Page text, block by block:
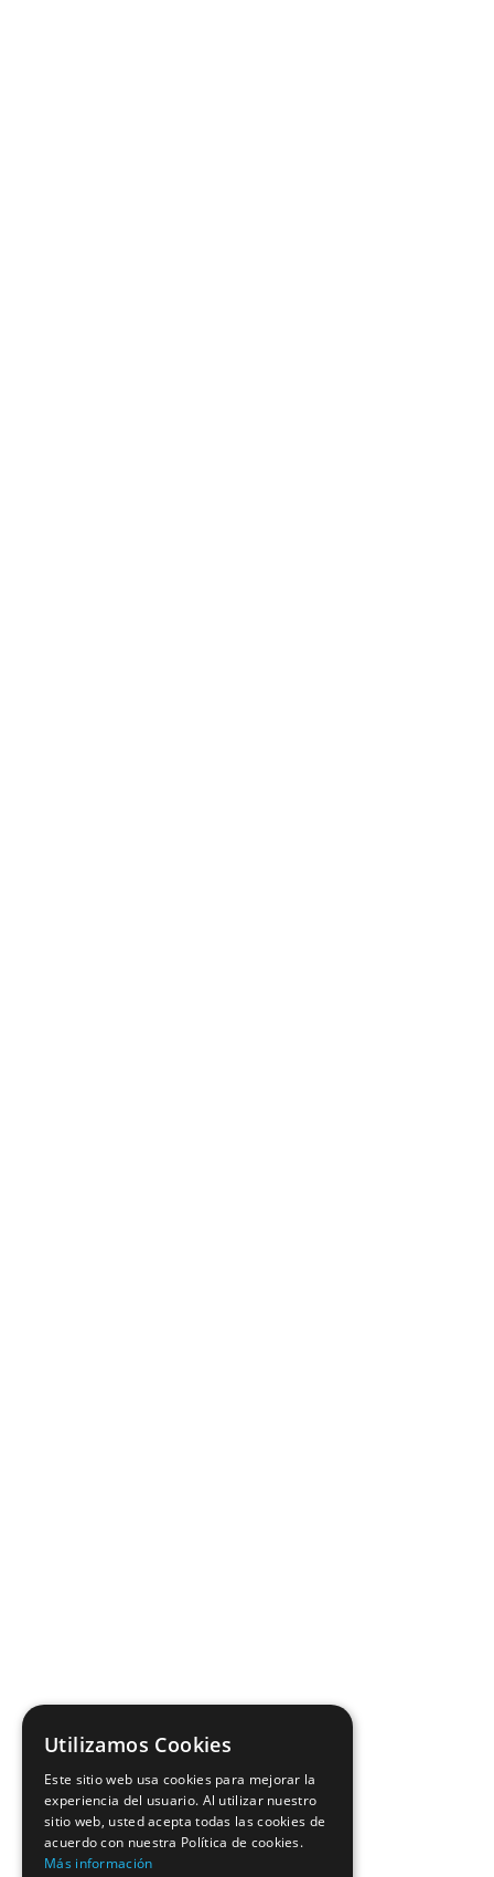
Utilizamos Cookies
Este sitio web usa cookies para mejorar la
experiencia del usuario. Al utilizar nuestro
sitio web, usted acepta todas las cookies de
acuerdo con nuestra Política de cookies.
Más información